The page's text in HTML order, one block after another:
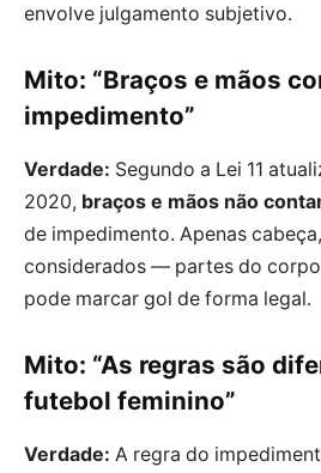
envolve julgamento subjetivo.
Mito: “Braços e mãos
impedimento”
Verdade: Segundo a Lei 11
2020, braços e mãos não
de impedimento. Apenas
considerados — partes do
pode marcar gol de forma legal.
Mito: “As regras são
futebol feminino”
Verdade: A regra do